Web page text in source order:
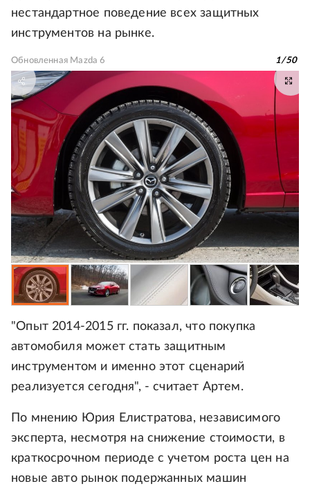
нестандартное поведение всех защитных
инструментов на рынке.
Обновленная Mazda 6 1/50
"Опыт 2014-2015 гг. показал, что покупка
автомобиля может стать защитным
инструментом и именно этот сценарий
реализуется сегодня", - считает Артем.
По мнению Юрия Елистратова, независимого
эксперта, несмотря на снижение стоимости, в
краткосрочном периоде с учетом роста цен на
новые авто рынок подержанных машин